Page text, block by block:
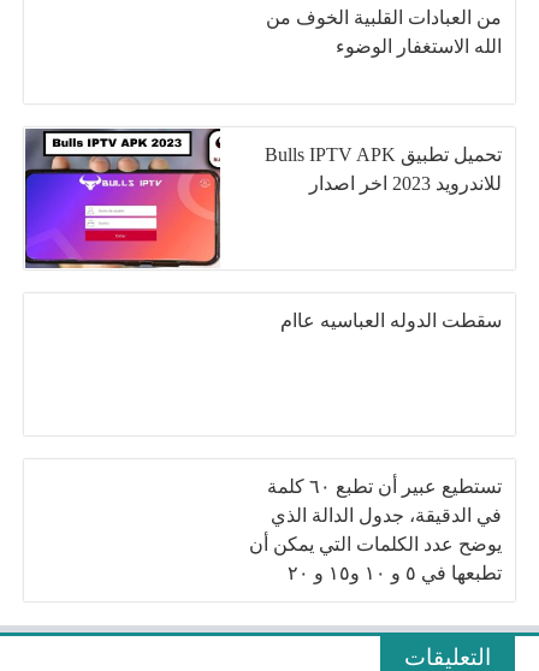
من العبادات القلبية الخوف من
الله الاستغفار الوضوء
تحميل تطبيق Bulls IPTV APK
للاندرويد 2023 اخر اصدار
سقطت الدوله العباسيه عاام
تستطيع عبير أن تطبع ٦٠ كلمة
في الدقيقة، جدول الدالة الذي
يوضح عدد الكلمات التي يمكن أن
تطبعها في ٥ و ١٠ و١٥ و ۲۰
دقيقة هو:
التعليقات